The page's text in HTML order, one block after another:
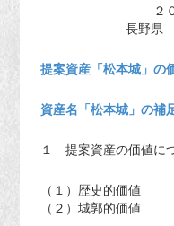
２
長野県
提案資産「松本城」の
資産名「松本城」の補
１ 提案資産の価値に
（１）歴史的価値
（２）城郭的価値